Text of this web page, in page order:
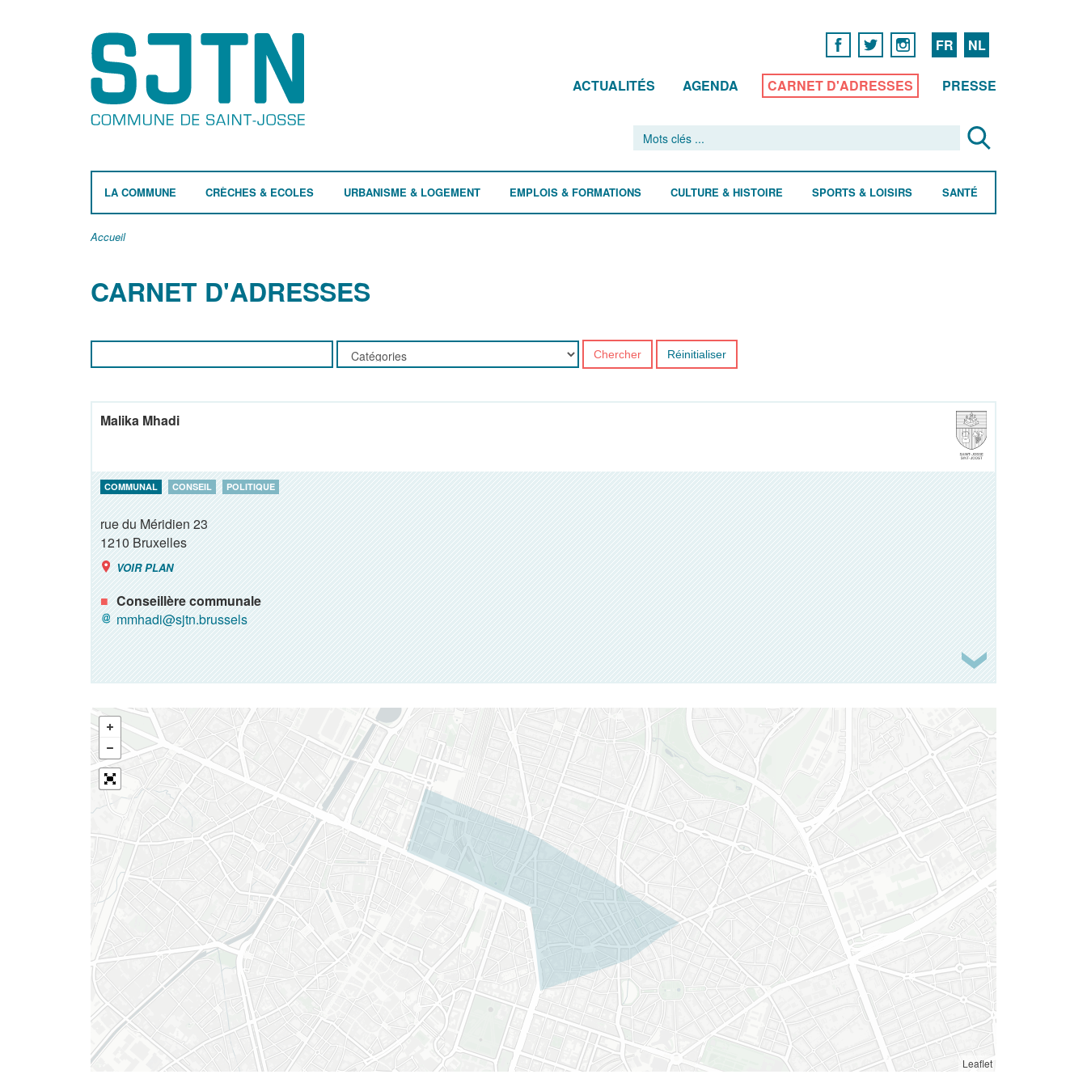
FR NL
ACTUALITÉS AGENDA CARNET D'ADRESSES PRESSE
LA COMMUNE CRÈCHES & ECOLES URBANISME & LOGEMENT EMPLOIS & FORMATIONS CULTURE & HISTOIRE SPORTS & LOISIRS SANTÉ
Accueil
CARNET D'ADRESSES
Chercher Réinitialiser
Malika Mhadi
COMMUNAL CONSEIL POLITIQUE
rue du Méridien 23
1210Bruxelles
VOIR PLAN
Conseillère communale
mmhadi@sjtn.brussels
Leaflet